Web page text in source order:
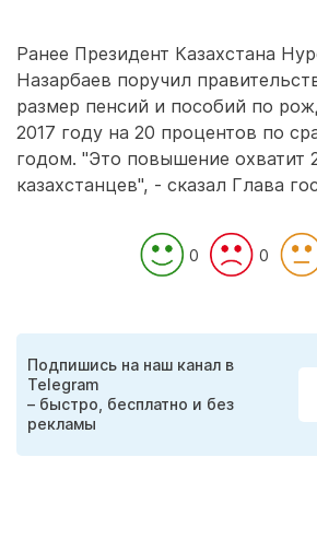
Ранее Президент Казахстана
Назарбаев поручил
размер пенсий и пособий по
2017 году на 20 процентов по
годом. "Это повышение охватит
казахстанцев", - сказал Глава
0 0
Подпишись на наш канал в
Telegram
– быстро, бесплатно и без
рекламы